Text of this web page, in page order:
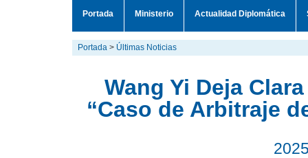
Portada Ministerio Actualidad Diplomática
Portada > Últimas Noticias
Wang Yi Deja
“Caso de Arbitraje